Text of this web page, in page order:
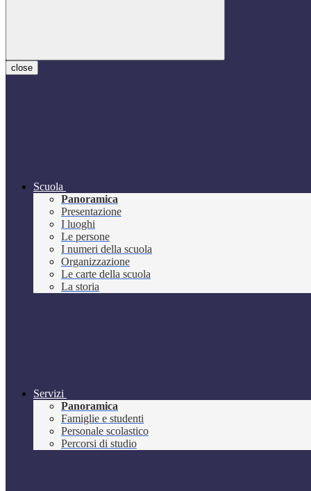
close
Scuola
Panoramica
Presentazione
I luoghi
Le persone
I numeri della scuola
Organizzazione
Le carte della scuola
La storia
Servizi
Panoramica
Famiglie e studenti
Personale scolastico
Percorsi di studio